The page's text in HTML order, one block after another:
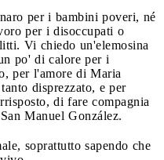
per i bambini poveri, né
per i disoccupati o
Vi chiedo un'elemosina
po' di calore per i
per l'amore di Maria
disprezzato, e per
di fare compagnia
Manuel González.
soprattutto sapendo che